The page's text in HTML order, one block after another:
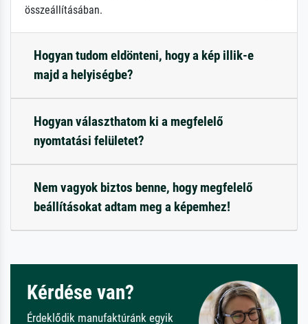
összeállításában.
Hogyan tudom eldönteni, hogy a kép illik-e
majd a helyiségbe?
Hogyan választhatom ki a megfelelő
nyomtatási felületet?
Nem vagyok biztos benne, hogy megfelelő
beállításokat adtam meg a képemhez!
Kérdése van?
Érdeklődik manufaktúránk egyik